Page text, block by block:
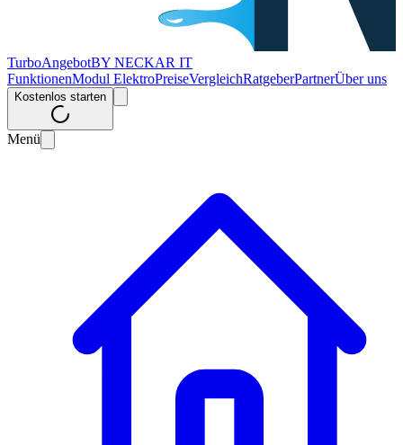
TurboAngebotBY NECKAR IT
FunktionenModul ElektroPreiseVergleichRatgeberPartnerÜber uns
Kostenlos starten
Menü